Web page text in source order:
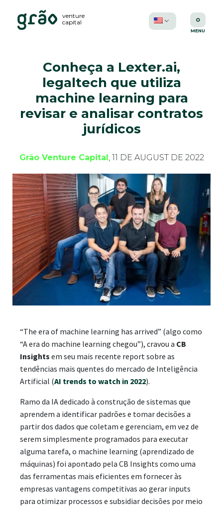
venture
capital
Conheça a Lexter.ai,
legaltech que utiliza
machine learning para
revisar e analisar contratos
jurídicos
Grão Venture Capital, 11 DE AUGUST DE 2022
“The era of machine learning has arrived” (algo como
“A era do machine learning chegou”), cravou a CB
Insights em seu mais recente report sobre as
tendências mais quentes do mercado de Inteligência
Artificial (AI trends to watch in 2022).
Ramo da IA dedicado à construção de sistemas que
aprendem a identificar padrões e tomar decisões a
partir dos dados que coletam e gerenciam, em vez de
serem simplesmente programados para executar
alguma tarefa, o machine learning (aprendizado de
máquinas) foi apontado pela CB Insights como uma
das ferramentas mais eficientes em fornecer às
empresas vantagens competitivas ao gerar inputs
para otimizar processos e subsidiar decisões por meio